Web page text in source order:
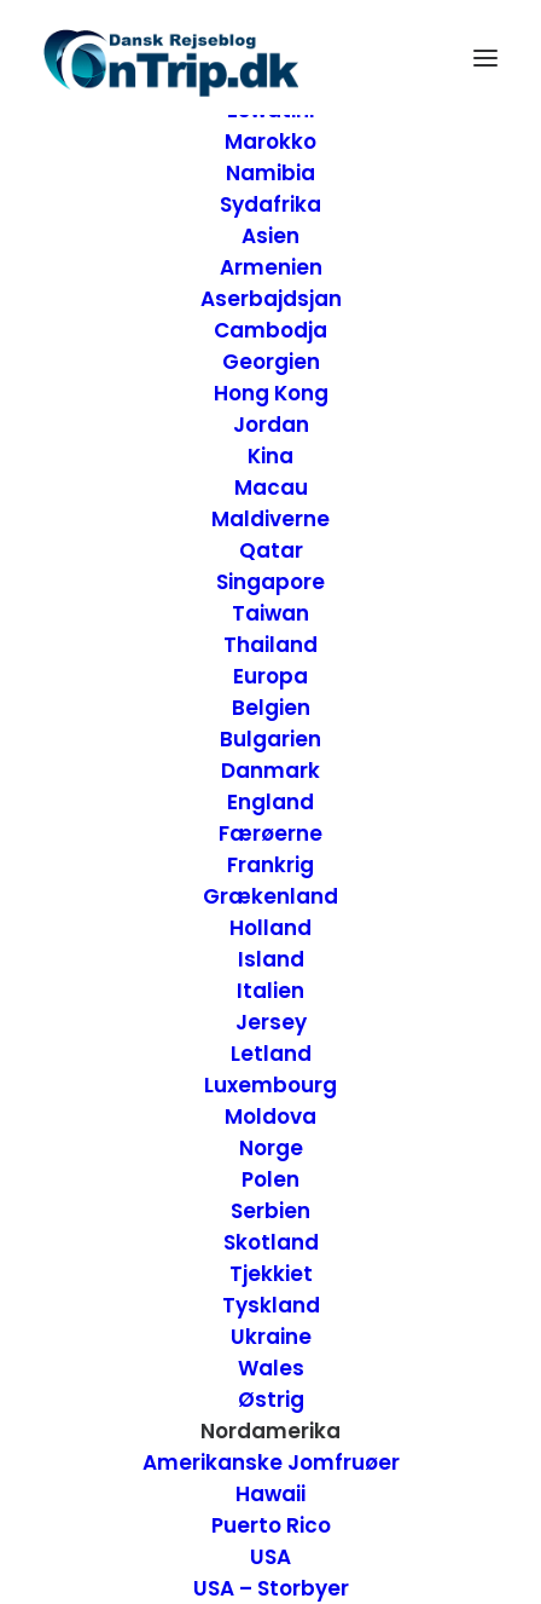
Destinationer
Afrika
Eswatini
Marokko
Namibia
Sydafrika
Asien
Armenien
Aserbajdsjan
Cambodja
Georgien
Hong Kong
Jordan
Kina
Macau
Maldiverne
Qatar
Singapore
Taiwan
Thailand
Europa
Belgien
Bulgarien
Danmark
England
Færøerne
Frankrig
Grækenland
Holland
Island
Italien
Jersey
Letland
Luxembourg
Moldova
Norge
Polen
Serbien
Skotland
Tjekkiet
Tyskland
Ukraine
Wales
Østrig
Nordamerika
Amerikanske Jomfruøer
Hawaii
Puerto Rico
USA
USA – Storbyer
Nordamerika
Smukke Antelope Canyon – Arizona, USA
USA - Vest
USA - Nationalparker